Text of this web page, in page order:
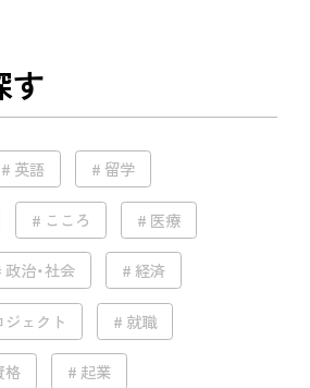
す
英語 留学
こころ 医療
政治・社会 経済
ジェクト 就職
格 起業